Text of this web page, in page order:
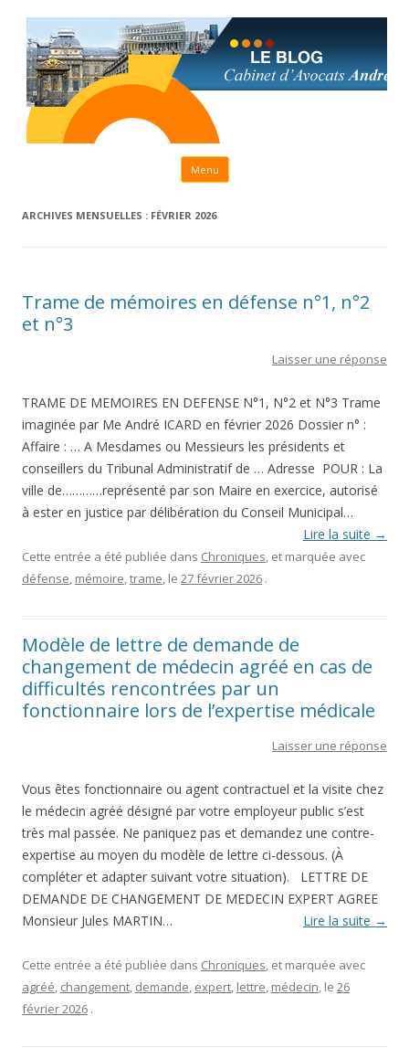
Menu Aller au contenu principal
ARCHIVES MENSUELLES : FÉVRIER 2026
Trame de mémoires en défense n°1, n°2
et n°3
Laisser une réponse
TRAME DE MEMOIRES EN DEFENSE N°1, N°2 et N°3 Trame
imaginée par Me André ICARD en février 2026 Dossier n° :
Affaire : … A Mesdames ou Messieurs les présidents et
conseillers du Tribunal Administratif de … Adresse POUR : La
ville de…………représenté par son Maire en exercice, autorisé
à ester en justice par délibération du Conseil Municipal…
Lire la suite →
Cette entrée a été publiée dans Chroniques, et marquée avec
défense, mémoire,trame, le 27 février 2026 .
Modèle de lettre de demande de
changement de médecin agréé en cas de
difficultés rencontrées par un
fonctionnaire lors de l’expertise médicale
Laisser une réponse
Vous êtes fonctionnaire ou agent contractuel et la visite chez
le médecin agréé désigné par votre employeur public s’est
très mal passée. Ne paniquez pas et demandez une contre-
expertise au moyen du modèle de lettre ci-dessous. (À
compléter et adapter suivant votre situation). LETTRE DE
DEMANDE DE CHANGEMENT DE MEDECIN EXPERT AGREE
Monsieur Jules MARTIN…
Lire la suite →
Cette entrée a été publiée dans Chroniques, et marquée avec
agréé, changement, demande, expert, lettre, médecin, le 26
février 2026 .